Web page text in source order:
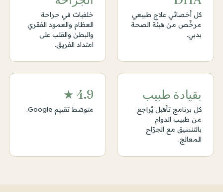
كل أخصائي علاج طبيعي
مرخّص من هيئة الصحة
بدبي.
خلفيات في جراحة
العظام والعمود الفقري
والبطن والقلب على
امتداد الفريق.
بقيادة طبيب
كل برنامج تأهيل يُراجع
من طبيب الدوام
بالتنسيق مع الجرّاح
المعالج.
4.9 ★
متوسّط تقييم Google.